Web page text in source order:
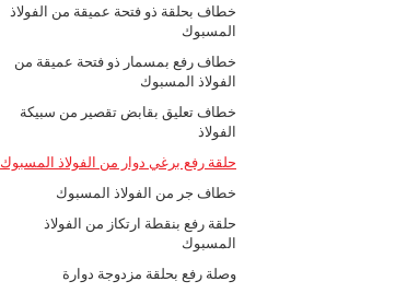
خطاف بحلقة ذو فتحة عميقة من الفولاذ
المسبوك
خطاف رفع بمسمار ذو فتحة عميقة من
الفولاذ المسبوك
خطاف تعليق بقابض تقصير من سبيكة
الفولاذ
حلقة رفع برغي دوار من الفولاذ المسبوك
خطاف جر من الفولاذ المسبوك
حلقة رفع بنقطة ارتكاز من الفولاذ
المسبوك
وصلة رفع بحلقة مزدوجة دوارة